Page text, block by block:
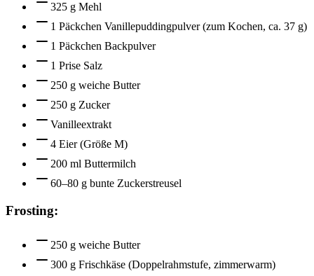
325 g Mehl
1 Päckchen Vanillepuddingpulver (zum Kochen, ca. 37 g)
1 Päckchen Backpulver
1 Prise Salz
250 g weiche Butter
250 g Zucker
Vanilleextrakt
4 Eier (Größe M)
200 ml Buttermilch
60–80 g bunte Zuckerstreusel
Frosting:
250 g weiche Butter
300 g Frischkäse (Doppelrahmstufe, zimmerwarm)